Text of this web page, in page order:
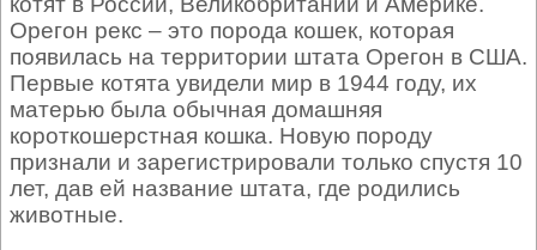
Орегон рекс – это порода кошек, которая
появилась на территории штата Орегон в США.
Первые котята увидели мир в 1944 году, их
матерью была обычная домашняя
короткошерстная кошка. Новую породу
признали и зарегистрировали только спустя 10
лет, дав ей название штата, где родились
животные.